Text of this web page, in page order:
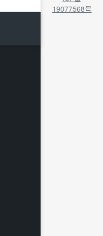
19077568号